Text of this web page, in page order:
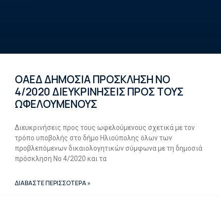
ΟΑΕΔ ΔΗΜΟΣΙΑ ΠΡΟΣΚΛΗΣΗ ΝΟ
4/2020 ΔΙΕΥΚΡΙΝΗΣΕΙΣ ΠΡΟΣ ΤΟΥΣ
ΩΦΕΛΟΥΜΕΝΟΥΣ
Διευκρινήσεις προς τους ωφελούμενους σχετικά με τον
τρόπο υποβολής στο δήμο Ηλιούπολης όλων των
προβλεπόμενων δικαιολογητικών σύμφωνα με τη δημοσιά
πρόσκληση Νο 4/2020 και τα
ΔΙΑΒΑΣΤΕ ΠΕΡΙΣΣΟΤΕΡΑ »